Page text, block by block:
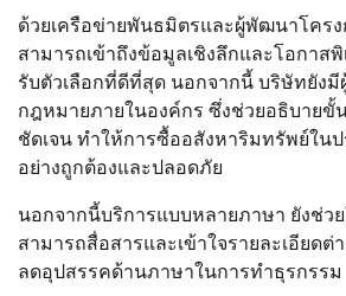
ด้วยเครือข่ายพันธมิตรและผู้พัฒนาโคร
สามารถเข้าถึงข้อมูลเชิงลึกและโอกาส
รับตัวเลือกที่ดีที่สุด นอกจากนี้ บริษัทยัง
กฎหมายภายในองค์กร ซึ่งช่วยอธิบายขั้
ชัดเจน ทำให้การซื้ออสังหาริมทรัพย์ในป
อย่างถูกต้องและปลอดภัย
นอกจากนี้บริการแบบหลายภาษา ยังช่ว
สามารถสื่อสารและเข้าใจรายละเอียดต่
ลดอุปสรรคด้านภาษาในการทำธุรกรรม